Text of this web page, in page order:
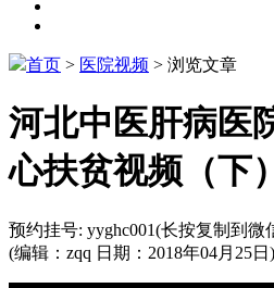
首页 > 医院视频 > 浏览文章
河北中医肝病医
心扶贫视频（下）
预约挂号: yyghc001(长按复制到微
(编辑：zqq 日期：2018年04月25日)